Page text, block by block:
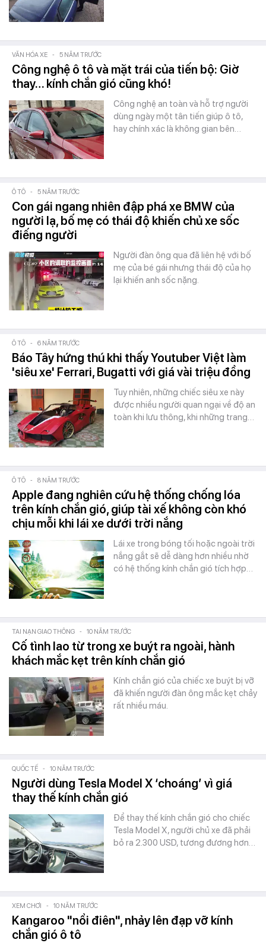
VĂN HÓA XE - 5 NĂM TRƯỚC
Công nghệ ô tô và mặt trái của tiến bộ: Giờ
thay… kính chắn gió cũng khó!
Công nghệ an toàn và hỗ trợ người
dùng ngày một tân tiến giúp ô tô,
hay chính xác là không gian bên…
Ô TÔ - 5 NĂM TRƯỚC
Con gái ngang nhiên đập phá xe BMW của
người lạ, bố mẹ có thái độ khiến chủ xe sốc
điếng người
Người đàn ông qua đã liên hệ với bố
mẹ của bé gái nhưng thái độ của họ
lại khiến anh sốc nặng.
Ô TÔ - 6 NĂM TRƯỚC
Báo Tây hứng thú khi thấy Youtuber Việt làm
'siêu xe' Ferrari, Bugatti với giá vài triệu đồng
Tuy nhiên, những chiếc siêu xe này
được nhiều người quan ngại về độ an
toàn khi lưu thông, khi những trang…
Ô TÔ - 8 NĂM TRƯỚC
Apple đang nghiên cứu hệ thống chống lóa
trên kính chắn gió, giúp tài xế không còn khó
chịu mỗi khi lái xe dưới trời nắng
Lái xe trong bóng tối hoặc ngoài trời
nắng gắt sẽ dễ dàng hơn nhiều nhờ
có hệ thống kính chắn gió tích hợp…
TAI NẠN GIAO THÔNG - 10 NĂM TRƯỚC
Cố tình lao từ trong xe buýt ra ngoài, hành
khách mắc kẹt trên kính chắn gió
Kính chắn gió của chiếc xe buýt bị vỡ
đã khiến người đàn ông mắc kẹt chảy
rất nhiều máu.
QUỐC TẾ - 10 NĂM TRƯỚC
Người dùng Tesla Model X ‘choáng’ vì giá
thay thế kính chắn gió
Để thay thế kính chắn gió cho chiếc
Tesla Model X, người chủ xe đã phải
bỏ ra 2.300 USD, tương đương hơn…
XEM CHƠI - 10 NĂM TRƯỚC
Kangaroo "nổi điên", nhảy lên đạp vỡ kính
chắn gió ô tô